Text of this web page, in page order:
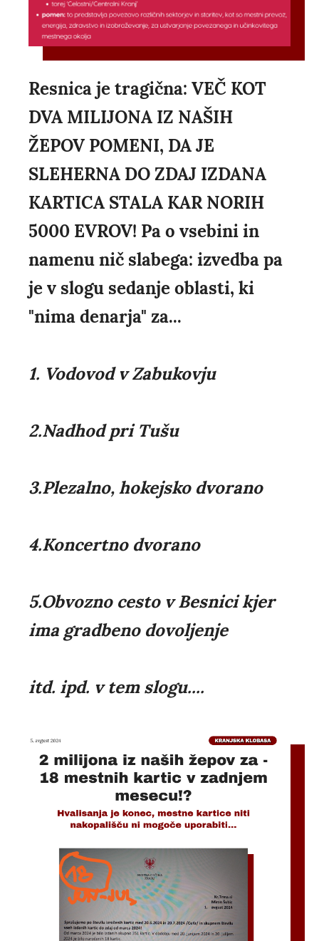
Resnica je tragična: VEČ KOT
DVA MILIJONA IZ NAŠIH
ŽEPOV POMENI, DA JE
SLEHERNA DO ZDAJ IZDANA
KARTICA STALA KAR NORIH
5000 EVROV! Pa o vsebini in
namenu nič slabega: izvedba pa
je v slogu sedanje oblasti, ki
"nima denarja" za...
1. Vodovod v Zabukovju
2.Nadhod pri Tušu
3.Plezalno, hokejsko dvorano
4.Koncertno dvorano
5.Obvozno cesto v Besnici kjer
ima gradbeno dovoljenje
itd. ipd. v tem slogu....